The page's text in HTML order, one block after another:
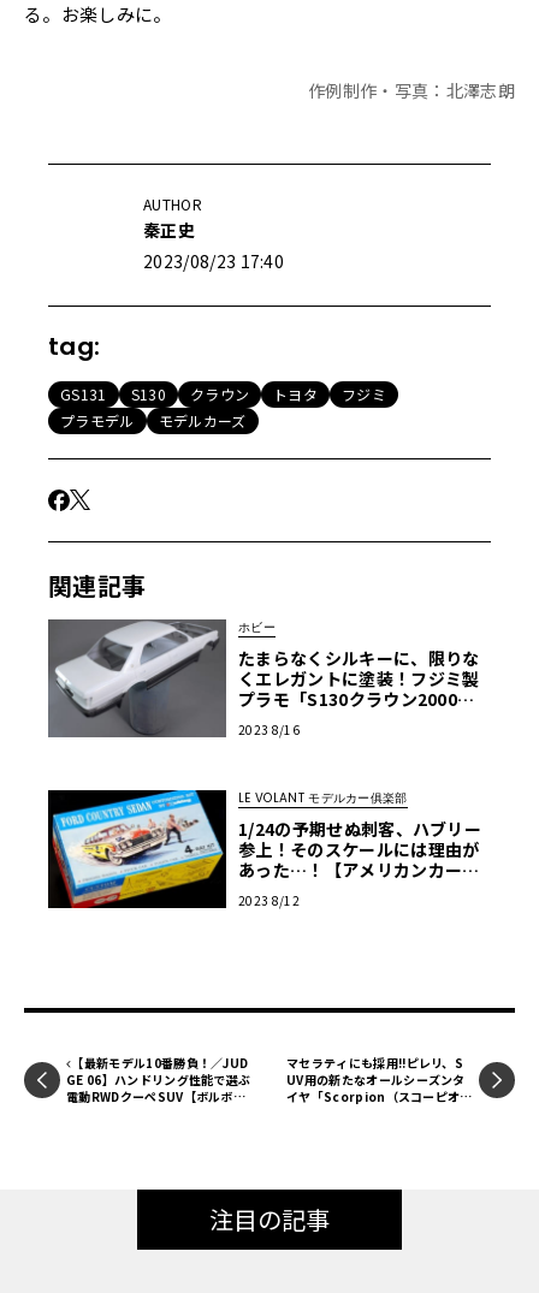
る。お楽しみに。
作例制作・写真：北澤志朗
AUTHOR
秦正史
2023/08/23 17:40
tag:
GS131 S130 クラウン トヨタ
フジミ
プラモデル
モデルカーズ
関連記事
ホビー
たまらなくシルキーに、限りな
くエレガントに塗装！フジミ製
プラモ「S130クラウン2000ロ
2023 8/16
LE VOLANT モデルカー俱楽部
1/24の予期せぬ刺客、ハブリー
参上！そのスケールには理由が
あった…！【アメリカンカープ
2023 8/12
【最新モデル10番勝負！／JUD
GE 06】ハンドリング性能で選ぶ
電動RWDクーペSUV【ボルボC4
マセラティにも採用!!ピレリ、S
UV用の新たなオールシーズンタ
イヤ「Scorpion（スコーピオ
注目の記事